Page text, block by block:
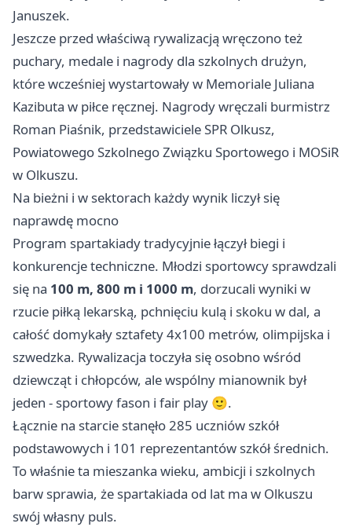
Januszek.
Jeszcze przed właściwą rywalizacją wręczono też
puchary, medale i nagrody dla szkolnych drużyn,
które wcześniej wystartowały w Memoriale Juliana
Kazibuta w piłce ręcznej. Nagrody wręczali burmistrz
Roman Piaśnik, przedstawiciele SPR Olkusz,
Powiatowego Szkolnego Związku Sportowego i MOSiR
w Olkuszu.
Na bieżni i w sektorach każdy wynik liczył się
naprawdę mocno
Program spartakiady tradycyjnie łączył biegi i
konkurencje techniczne. Młodzi sportowcy sprawdzali
się na 100 m, 800 m i 1000 m, dorzucali wyniki w
rzucie piłką lekarską, pchnięciu kulą i skoku w dal, a
całość domykały sztafety 4x100 metrów, olimpijska i
szwedzka. Rywalizacja toczyła się osobno wśród
dziewcząt i chłopców, ale wspólny mianownik był
jeden - sportowy fason i fair play 🙂.
Łącznie na starcie stanęło 285 uczniów szkół
podstawowych i 101 reprezentantów szkół średnich.
To właśnie ta mieszanka wieku, ambicji i szkolnych
barw sprawia, że spartakiada od lat ma w Olkuszu
swój własny puls.